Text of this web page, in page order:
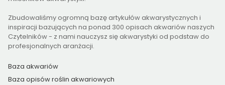
Zbudowaliśmy ogromną bazę artykułów akwarystycznych i
inspiracji bazujących na ponad 300 opisach akwariów naszych
Czytelników - z nami nauczysz się akwarystyki od podstaw do
profesjonalnych aranżacji.
Baza akwariów
Baza opisów roślin akwariowych